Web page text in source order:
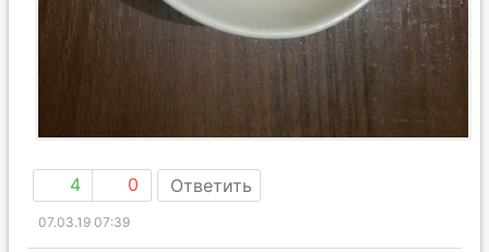
4 0 Ответить
07.03.19 07:39